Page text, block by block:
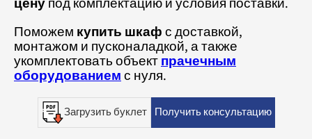
Поможем купить шкафс доставкой,
монтажом и пусконаладкой, а также
укомплектовать объектпрачечным
оборудованиемс нуля.
Загрузить буклет Получить консультацию